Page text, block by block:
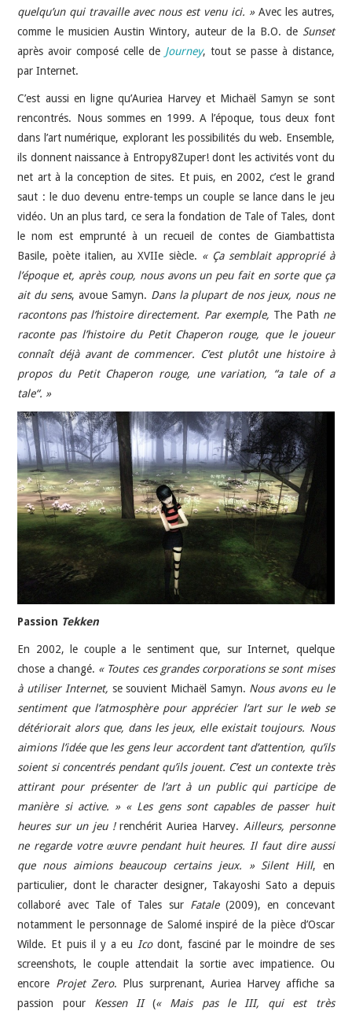
quelqu’un qui travaille avec nous est venu ici. »Avec les autres,
comme le musicien Austin Wintory, auteur de la B.O. de Sunset
après avoir composé celle de Journey, tout se passe à distance,
par Internet.
C’est aussi en ligne qu’Auriea Harvey et Michaël Samyn se sont
rencontrés. Nous sommes en 1999. A l’époque, tous deux font
dans l’art numérique, explorant les possibilités du web. Ensemble,
ils donnent naissance à Entropy8Zuper! dont les activités vont du
net art à la conception de sites. Et puis, en 2002, c’est le grand
saut : le duo devenu entre-temps un couple se lance dans le jeu
vidéo. Un an plus tard, ce sera la fondation de Tale of Tales, dont
le nom est emprunté à un recueil de contes de Giambattista
Basile, poète italien, au XVIIe siècle. « Ça semblait approprié à
l’époque et, après coup, nous avons un peu fait en sorte que ça
ait du sens, avoue Samyn. Dans la plupart de nos jeux, nous ne
racontons pas l’histoire directement. Par exemple, The Path ne
raconte pas l’histoire du Petit Chaperon rouge, que le joueur
connaît déjà avant de commencer. C’est plutôt une histoire à
propos du Petit Chaperon rouge, une variation, “a tale of a
tale“. »
Passion Tekken
En 2002, le couple a le sentiment que, sur Internet, quelque
chose a changé. « Toutes ces grandes corporations se sont mises
à utiliser Internet, se souvient Michaël Samyn. Nous avons eu le
sentiment que l’atmosphère pour apprécier l’art sur le web se
détériorait alors que, dans les jeux, elle existait toujours. Nous
aimions l’idée que les gens leur accordent tant d’attention, qu’ils
soient si concentrés pendant qu’ils jouent. C’est un contexte très
attirant pour présenter de l’art à un public qui participe de
manière si active. » « Les gens sont capables de passer huit
heures sur un jeu !renchérit Auriea Harvey. Ailleurs, personne
ne regarde votre œuvre pendant huit heures. Il faut dire aussi
que nous aimions beaucoup certains jeux. » Silent Hill, en
particulier, dont le character designer, Takayoshi Sato a depuis
collaboré avec Tale of Tales sur Fatale(2009), en concevant
notamment le personnage de Salomé inspiré de la pièce d’Oscar
Wilde. Et puis il y a eu Icodont, fasciné par le moindre de ses
screenshots, le couple attendait la sortie avec impatience. Ou
encore Projet Zero. Plus surprenant, Auriea Harvey affiche sa
passion pour Kessen II(« Mais pas le III, qui est très